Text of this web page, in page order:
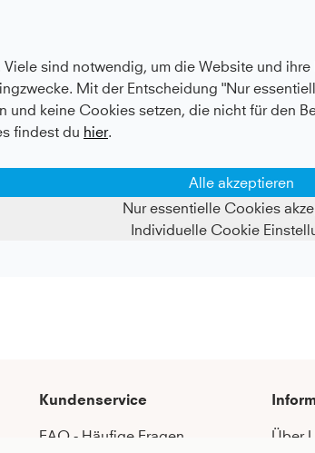
Kundenservice
FAQ - Häufige Fragen
Über
sind notwendig, um die Website und
Mit der Entscheidung "Nur
und keine Cookies setzen, die nicht für den
findest du hier.
Alle akzeptieren
Nur essentielle Cookies
Individuelle Cookie